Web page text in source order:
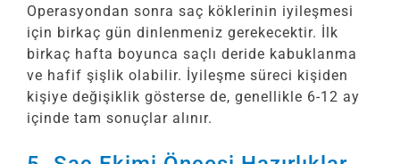
Operasyondan sonra saç köklerinin iyileşmesi
için birkaç gün dinlenmeniz gerekecektir. İlk
birkaç hafta boyunca saçlı deride kabuklanma
ve hafif şişlik olabilir. İyileşme süreci kişiden
kişiye değişiklik gösterse de, genellikle 6-12 ay
içinde tam sonuçlar alınır.